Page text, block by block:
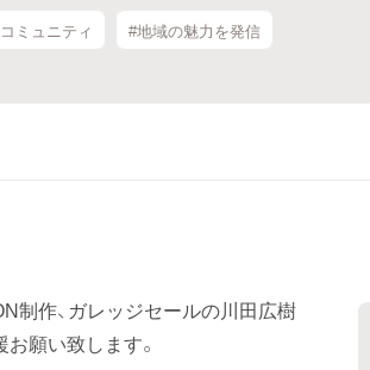
ミュニティ #地域の魅力を発信
制作、ガレッジセールの川田広樹
願い致します。